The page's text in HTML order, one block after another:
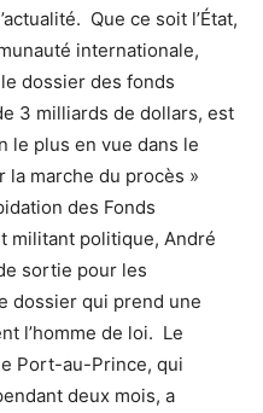
Que ce soit l’État,
internationale,
dossier des fonds
3 milliards de dollars, est
le plus en vue dans le
la marche du procès »
des Fonds
militant politique, André
sortie pour les
dossier qui prend une
l’homme de loi. Le
Port-au-Prince, qui
deux mois, a